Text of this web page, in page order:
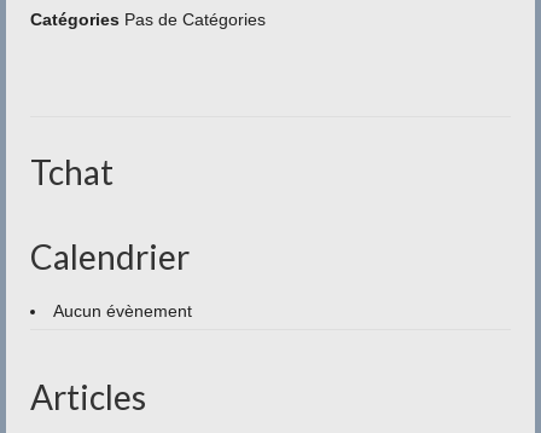
Documentation
Catégories Pas de Catégories
Tchat
Calendrier
Aucun évènement
Articles